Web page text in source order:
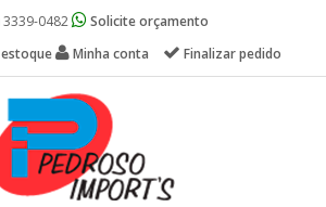
3339-0482
Solicite orçamento
Minha conta Finalizar pedido